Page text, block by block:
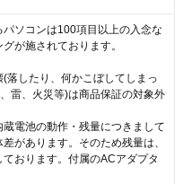
ソコンは100項目以上の入念な
が施されております。
落したり、何かこぼしてしまっ
雷、火災等)は商品保証の対象外
電池の動作・残量につきまして
があります。そのため残量は、
おります。付属のACアダプタ